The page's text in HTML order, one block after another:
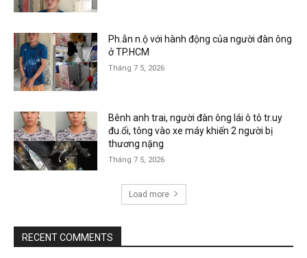
Ph.ẫn n.ộ với hành động của người đàn ông
ở TP.HCM
Tháng 7 5, 2026
Bênh anh trai, người đàn ông lái ô tô tr.uy
đu.ổi, tông vào xe máy khiến 2 người bị
thương nặng
Tháng 7 5, 2026
Load more
RECENT COMMENTS